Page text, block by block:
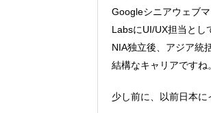
Googleシニアウェブ
LabsにUI/UX担当とし
NIA独立後、アジア統
結構なキャリアですね
少し前に、以前日本に